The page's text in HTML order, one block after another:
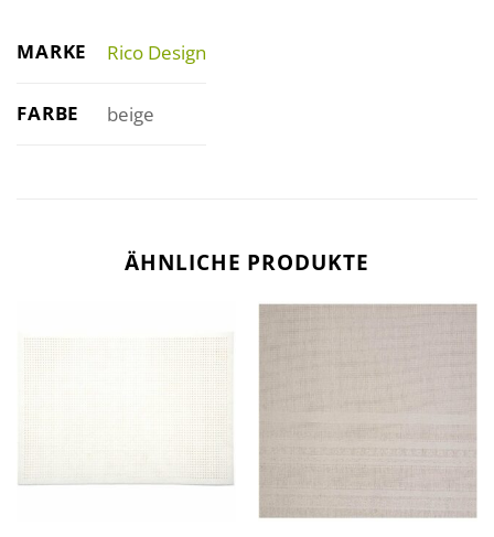
MARKE Rico Design
FARBE beige
ÄHNLICHE PRODUKTE